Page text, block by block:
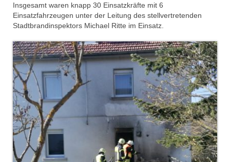
Insgesamt waren knapp 30 Einsatzkräfte mit 6
Einsatzfahrzeugen unter der Leitung des stellvertretenden
Stadtbrandinspektors Michael Ritte im Einsatz.